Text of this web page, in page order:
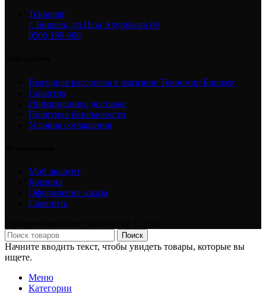
Teknomir
г. Бишкек, ул.Исы Ахунбаева 69
0500 199 000
Выгодная рассрочка в магазине Текномир Бишкек
Гарантия
Информация о доставке
Политика безопасности
Условия соглашения
Мой аккаунт
Корзина
Оформление заказа
Сравнить
Поиск
Начните вводить текст, чтобы увидеть товары, которые вы
ищете.
Меню
Категории